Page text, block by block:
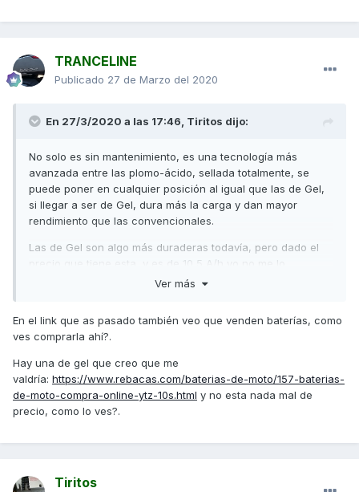
TRANCELINE
Publicado 27 de Marzo del 2020
En 27/3/2020 a las 17:46, Tiritos dijo:
No solo es sin mantenimiento, es una tecnología más
avanzada entre las plomo-ácido, sellada totalmente, se
puede poner en cualquier posición al igual que las de Gel,
si llegar a ser de Gel, dura más la carga y dan mayor
rendimiento que las convencionales.
Las de Gel son algo más duraderas todavía, pero dado el
precio que tiene esta, y es de 10,5 A/h yo no me lo
https://www.rebacas.com/blog-baterias/39_bateria-de-gel-
Saludos
Ver más
En el link que as pasado también veo que venden baterías, como
ves comprarla ahí?.
Hay una de gel que creo que me
valdría: https://www.rebacas.com/baterias-de-moto/157-baterias-
de-moto-compra-online-ytz-10s.html y no esta nada mal de
precio, como lo ves?.
Tiritos